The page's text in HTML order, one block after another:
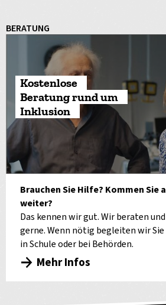
BERATUNG
Kostenlose
Beratung rund um
Inklusion
Brauchen Sie Hilfe? Kommen Sie
weiter?
Das kennen wir gut. Wir beraten
gerne. Wenn nötig begleiten wir Sie
in Schule oder bei Behörden.
Mehr Infos